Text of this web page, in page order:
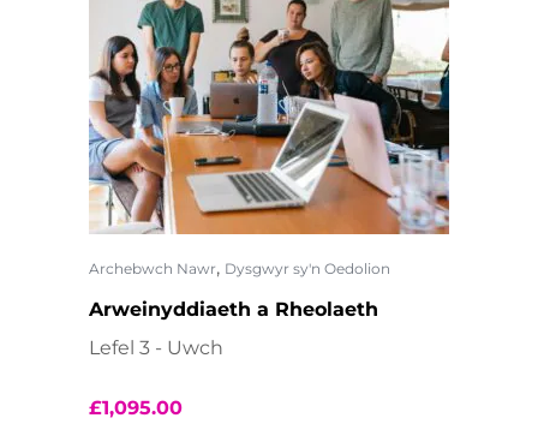
Archebwch Nawr, Dysgwyr sy'n Oedolion
Arweinyddiaeth a Rheolaeth
Lefel 3 - Uwch
£1,095.00